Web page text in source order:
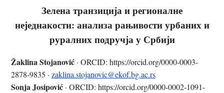
Зелена транзиција и регионалне
неједнакости: анализа рањивости урбаних и
руралних подручја у Србији
Žaklina Stojanović · ORCID: https://orcid.org/0000-0003-
2878-9835 · zaklina.stojanovic@ekof.bg.ac.rs
Sonja Josipović · ORCID: https://orcid.org/0000-0002-1091-